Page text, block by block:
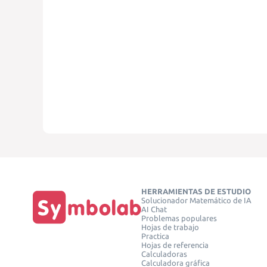
HERRAMIENTAS DE ESTUDIO
Solucionador Matemático de IA
AI Chat
Problemas populares
Hojas de trabajo
Practica
Hojas de referencia
Calculadoras
Calculadora gráfica